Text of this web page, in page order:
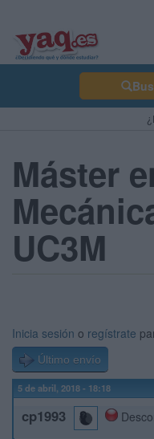
Máster
UC3M
Inicia sesión o regístrate
Último envío
5 de abril, 2018 - 18:18
cp1993